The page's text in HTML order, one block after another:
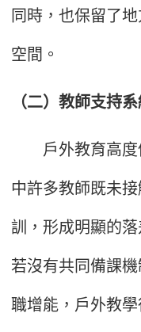
同時，也保留了
空間。
（二）教師支持
戶外教育高度
中許多教師既未
訓，形成明顯的
若沒有共同備課
職增能，戶外教學